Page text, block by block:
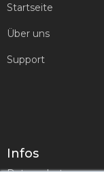
Startseite
Über uns
Support
Infos